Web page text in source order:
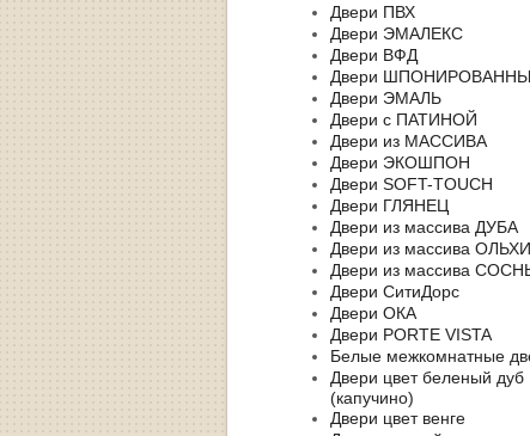
Двери ПВХ
Двери ЭМАЛЕКС
Двери ВФД
Двери
Двери ЭМАЛЬ
Двери с ПАТИНОЙ
Двери из МАССИВА
Двери ЭКОШПОН
Двери SOFT-TOUCH
Двери ГЛЯНЕЦ
Двери из массива ДУБА
Двери из массива ОЛЬХИ
Двери из массива
Двери СитиДорс
Двери ОКА
Двери PORTE VISTA
Белые межкомнатные
Двери цвет беленый дуб
(капучино)
Двери цвет венге